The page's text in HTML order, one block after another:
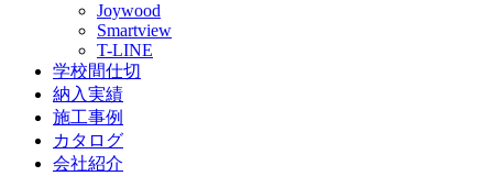
Joywood
Smartview
T-LINE
学校間仕切
納入実績
施工事例
カタログ
会社紹介